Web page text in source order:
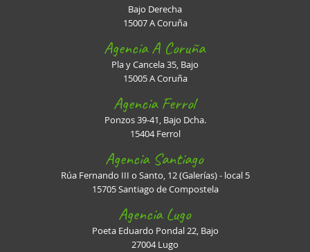
Bajo Derecha
15007 A Coruña
Agencia A Coruña
Pla y Cancela 35, Bajo
15005 A Coruña
Agencia Ferrol
Ponzos 39-41, Bajo Dcha.
15404 Ferrol
Agencia Santiago
Rúa Fernando III o Santo, 12 (Galerías) - local 5
15705 Santiago de Compostela
Agencia Lugo
Poeta Eduardo Pondal 22, Bajo
27004 Lugo